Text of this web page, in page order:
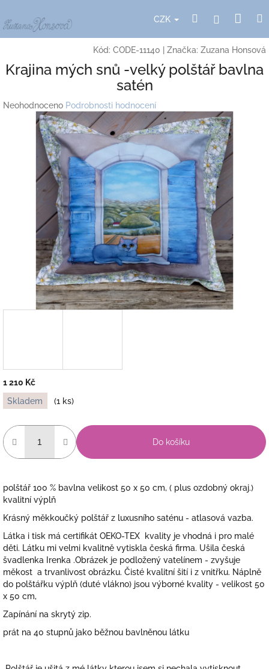
na
obsah
CZK HledatPřihlášení
Kód: CODE-11140 Značka: Zuzana Honsová
Krajina mých snů -velký polštář bavlna
satén
Průměrné
hodnocení
produktu
hvězdiček.
Neohodnoceno Podrobnosti hodnocení
1 210 Kč
Měrná
cena:
Skladem (1 ks)
Do košíku
polštář 100 % bavlna velikost 50 x 50 cm, ( plus ozdobný okraj.)
kvalitní výplň
Krásný měkkoučký polštář z luxusního saténu - atlasová vazba.
Látka i tisk má certifikát OEKO-TEX kvality je vhodná i pro malé
děti. Látku mi velmi kvalitně vytiskla česká firma. Ušila česká
švadlenka Irenka .Obrázek je podložený vatelínem - zvyšuje
měkost a trvanlivost obrázku. Čisté kvalitní šití i z vnitřku. Náplně
do polštářku výplň (duté vlákno) jsou výborné kvality - velikost 50
x 50 cm,
Zapínání na skrytý zip.
prát na 40 stupnů jako běžnou bavlněnou látku